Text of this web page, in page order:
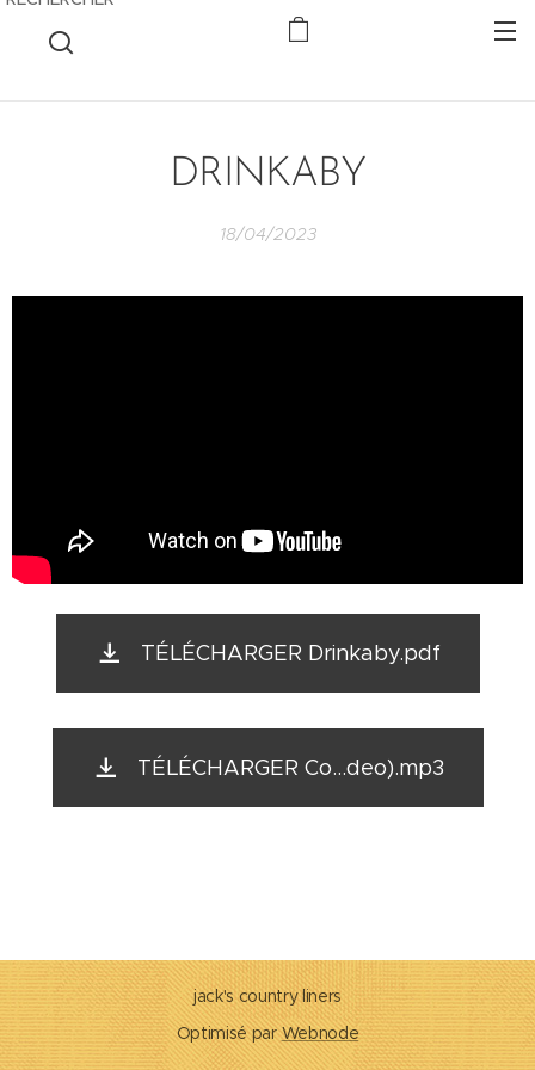
DRINKABY
18/04/2023
TÉLÉCHARGER Drinkaby.pdf
TÉLÉCHARGER Co...deo).mp3
jack's country liners
Optimisé parWebnode